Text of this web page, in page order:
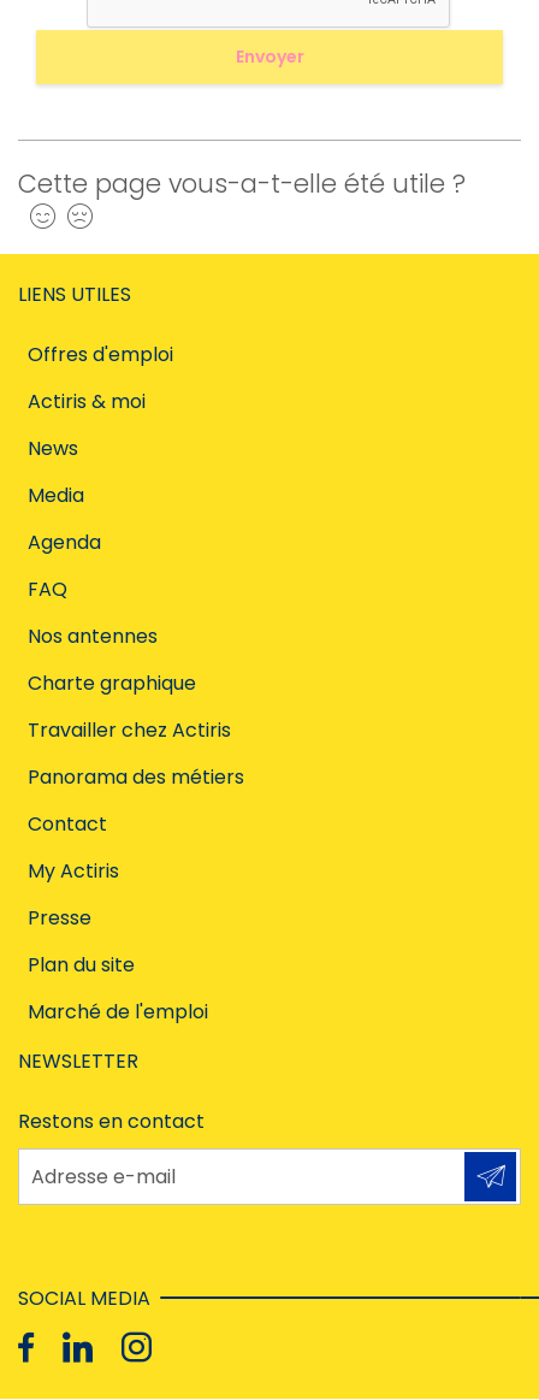
Cette page vous-a-t-elle été utile ?
Oui
LIENS UTILES
Offres d'emploi
Actiris & moi
News
Media
Agenda
FAQ
Nos antennes
Charte graphique
Travailler chez Actiris
Panorama des métiers
Contact
My Actiris
Presse
Plan du site
Marché de l'emploi
NEWSLETTER
Restons en contact
Adresse e-mail
SOCIAL MEDIA